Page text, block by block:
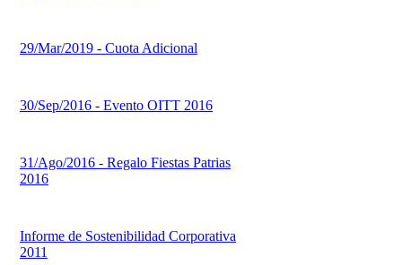
29/Mar/2019 - Cuota Adicional
30/Sep/2016 - Evento OITT 2016
31/Ago/2016 - Regalo Fiestas Patrias
2016
Informe de Sostenibilidad Corporativa
2011